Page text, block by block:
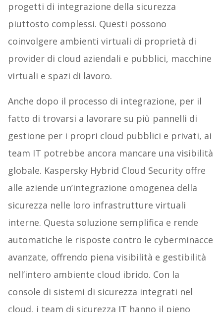
progetti di integrazione della sicurezza
piuttosto complessi. Questi possono
coinvolgere ambienti virtuali di proprietà di
provider di cloud aziendali e pubblici, macchine
virtuali e spazi di lavoro.
Anche dopo il processo di integrazione, per il
fatto di trovarsi a lavorare su più pannelli di
gestione per i propri cloud pubblici e privati, ai
team IT potrebbe ancora mancare una visibilità
globale. Kaspersky Hybrid Cloud Security offre
alle aziende un’integrazione omogenea della
sicurezza nelle loro infrastrutture virtuali
interne. Questa soluzione semplifica e rende
automatiche le risposte contro le cyberminacce
avanzate, offrendo piena visibilità e gestibilità
nell’intero ambiente cloud ibrido. Con la
console di sistemi di sicurezza integrati nel
cloud, i team di sicurezza IT hanno il pieno